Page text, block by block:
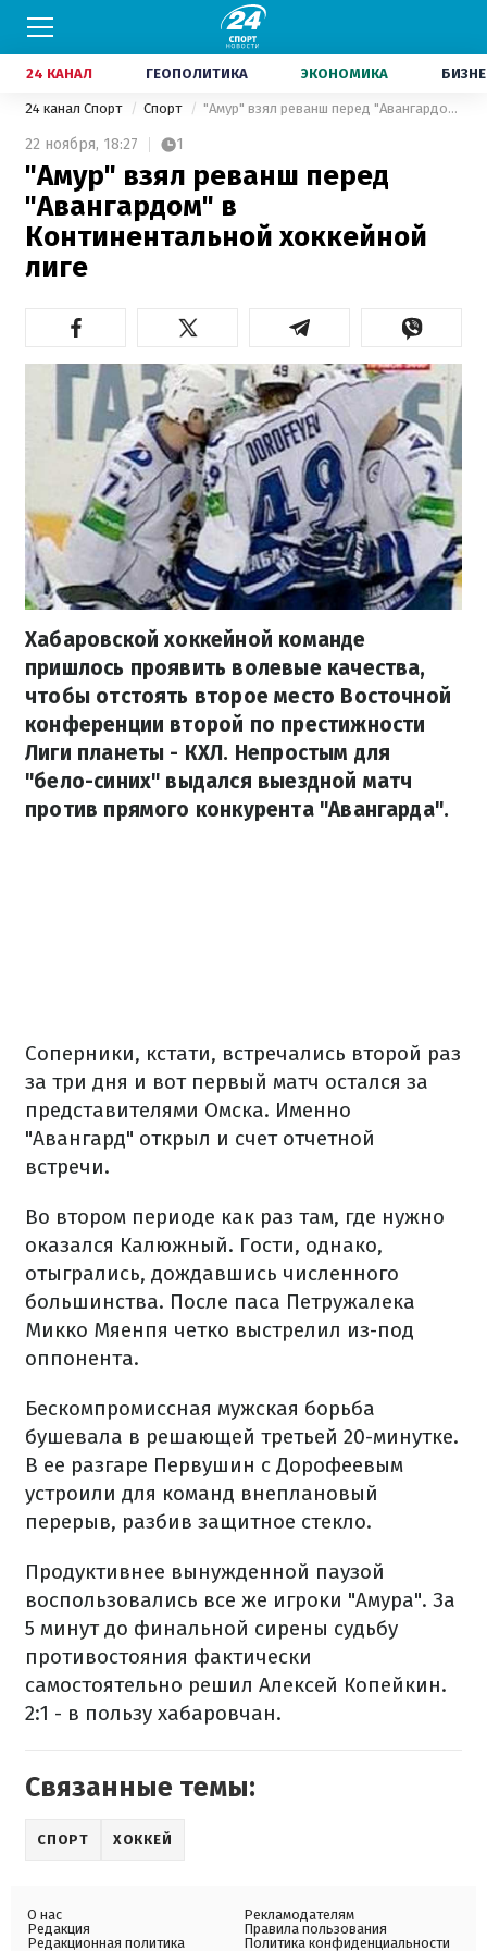
24 КАНАЛ ГЕОПОЛИТИКА ЭКОНОМИКА
24 канал Спорт Спорт "Амур" взял реванш перед "Авангардом" в Континентальной хоккейной лиге
22 ноября, 18:27 1
"Амур" взял реванш перед
"Авангардом" в
Континентальной хоккейной
лиге
Хабаровской хоккейной команде
пришлось проявить волевые качества,
чтобы отстоять второе место Восточной
конференции второй по престижности
Лиги планеты - КХЛ. Непростым для
"бело-синих" выдался выездной матч
против прямого конкурента "Авангарда".
Соперники, кстати, встречались второй раз
за три дня и вот первый матч остался за
представителями Омска. Именно
"Авангард" открыл и счет отчетной
встречи.
Во втором периоде как раз там, где нужно
оказался Калюжный. Гости, однако,
отыгрались, дождавшись численного
большинства. После паса Петружалека
Микко Мяенпя четко выстрелил из-под
оппонента.
Бескомпромиссная мужская борьба
бушевала в решающей третьей 20-минутке.
В ее разгаре Первушин с Дорофеевым
устроили для команд внеплановый
перерыв, разбив защитное стекло.
Продуктивнее вынужденной паузой
воспользовались все же игроки "Амура". За
5 минут до финальной сирены судьбу
противостояния фактически
самостоятельно решил Алексей Копейкин.
2:1 - в пользу хабаровчан.
Связанные темы:
СПОРТ ХОККЕЙ
О нас
Редакция
Редакционная политика
Рекламодателям
Правила пользования
Политика конфиденциальности